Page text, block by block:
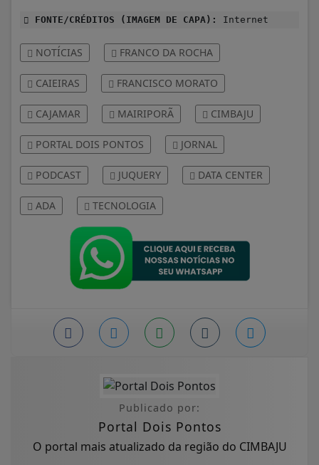
FONTE/CRÉDITOS (IMAGEM DE CAPA): Internet
NOTÍCIAS FRANCO DA ROCHA
CAIEIRAS FRANCISCO MORATO
CAJAMAR MAIRIPORÃ CIMBAJU
PORTAL DOIS PONTOS JORNAL
PODCAST JUQUERY DATA CENTER
ADA TECNOLOGIA
Publicado por:
Portal Dois Pontos
O portal mais atualizado da região do CIMBAJU